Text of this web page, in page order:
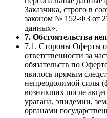
Заказчика, строго в
законом № 152-ФЗ от
данных».
7. Обстоятельства
7.1. Стороны Оферты
ответственности за
обязательств по
явилось прямым
непреодолимой силы
возникших после
урагана, эпидемии,
органами